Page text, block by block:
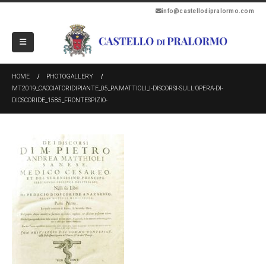
info@castellodipralormo.com
HOME
PHOTOGALLERY
MT2019_CACCIATORIDIPIANTE_05_P.A.MATTIOLI_I-DISCORSI-SULL’OPERA-DI-
DIOSCORIDE_1585_FRONTESPIZIO-